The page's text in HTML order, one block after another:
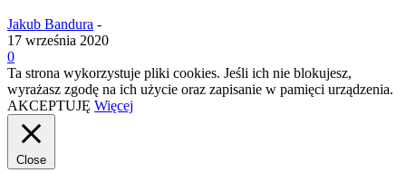
Jakub Bandura -
17 września 2020
0
Ta strona wykorzystuje pliki cookies. Jeśli ich nie blokujesz,
wyrażasz zgodę na ich użycie oraz zapisanie w pamięci urządzenia.
AKCEPTUJĘ Więcej
Close